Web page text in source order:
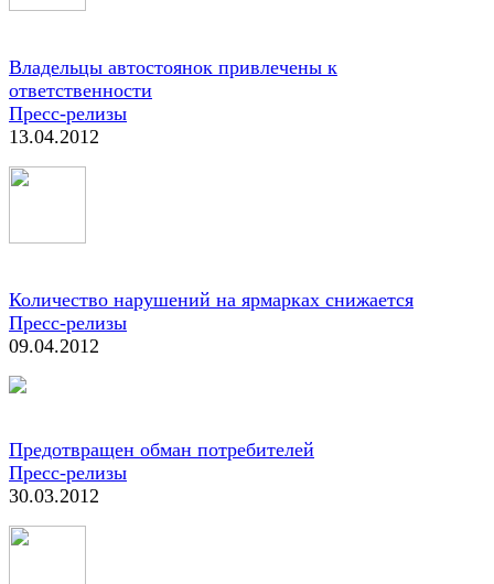
Владельцы автостоянок привлечены к
ответственности
Пресс-релизы
13.04.2012
Количество нарушений на ярмарках снижается
Пресс-релизы
09.04.2012
Предотвращен обман потребителей
Пресс-релизы
30.03.2012